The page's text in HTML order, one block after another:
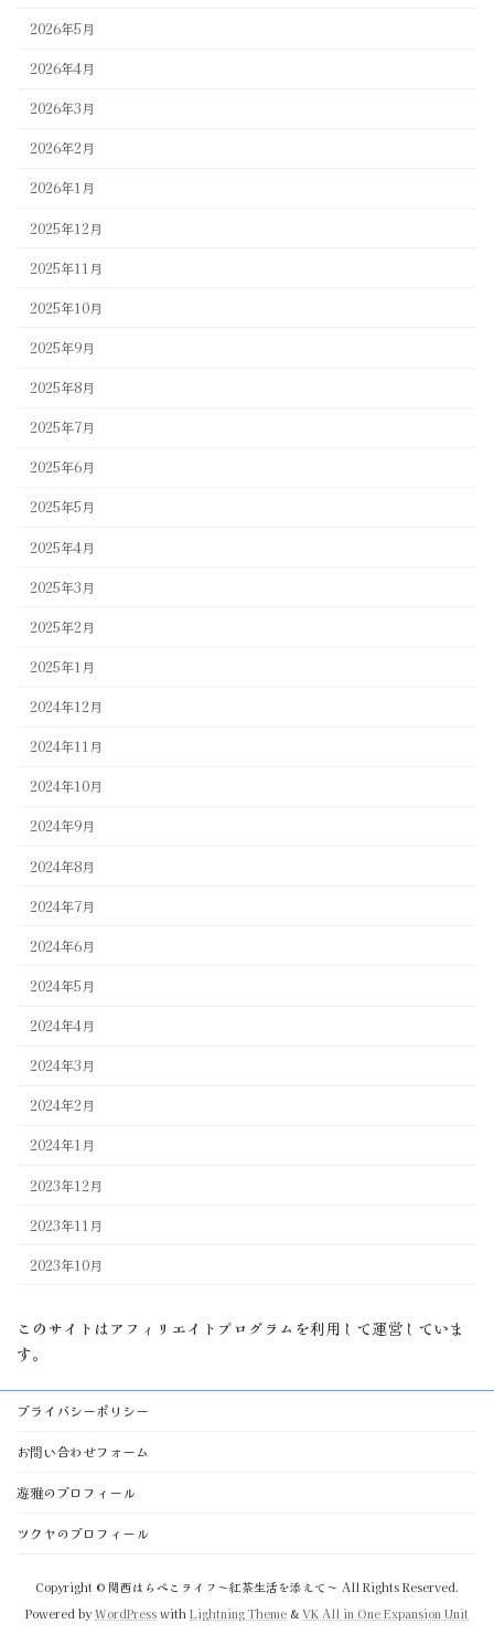
2026年5月
2026年4月
2026年3月
2026年2月
2026年1月
2025年12月
2025年11月
2025年10月
2025年9月
2025年8月
2025年7月
2025年6月
2025年5月
2025年4月
2025年3月
2025年2月
2025年1月
2024年12月
2024年11月
2024年10月
2024年9月
2024年8月
2024年7月
2024年6月
2024年5月
2024年4月
2024年3月
2024年2月
2024年1月
2023年12月
2023年11月
2023年10月
このサイトはアフィリエイトプログラムを利用して運営していま
す。
プライバシーポリシー
お問い合わせフォーム
遊雅のプロフィール
ツクヤのプロフィール
Copyright © 関西はらぺこライフ～紅茶生活を添えて～ All Rights Reserved.
Powered byWordPress with Lightning Theme & VK All in One Expansion Unit